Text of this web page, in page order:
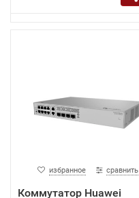
избранное сравнить
Коммутатор Huawei